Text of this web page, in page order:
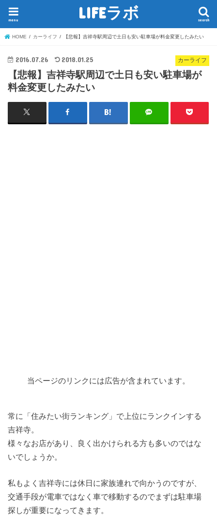
LIFEラボ search
menu
HOME カーライフ 【悲報】吉祥寺駅周辺で土日も安い駐車場が料金変更したみたい
カーライフ
2016.07.26 2018.01.25
【悲報】吉祥寺駅周辺で土日も安い駐車場が
料金変更したみたい
当ページのリンクには広告が含まれています。
常に「住みたい街ランキング」で上位にランクインする
吉祥寺。
様々なお店があり、良く出かけられる方も多いのではな
いでしょうか。
私もよく吉祥寺には休日に家族連れで向かうのですが、
交通手段が電車ではなく車で移動するのでまずは駐車場
探しが重要になってきます。